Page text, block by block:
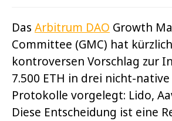
Das Arbitrum DAO Growth
Committee (GMC) hat
kontroversen Vorschlag zur
7.500 ETH in drei nicht-native
Protokolle vorgelegt: Lido,
Diese Entscheidung ist eine